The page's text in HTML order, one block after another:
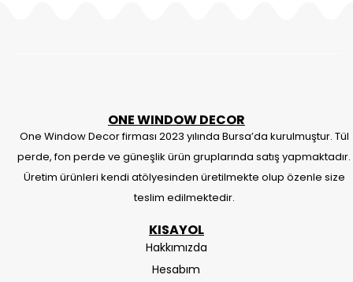
ONE WINDOW DECOR
One Window Decor firması 2023 yılında Bursa’da kurulmuştur. Tül
perde, fon perde ve güneşlik ürün gruplarında satış yapmaktadır.
Üretim ürünleri kendi atölyesinden üretilmekte olup özenle size
teslim edilmektedir.
KISAYOL
Hakkımızda
Hesabım